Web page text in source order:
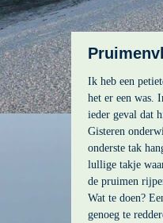
Ik heb een
het er een was.
ieder geval dat
Gisteren
onderste tak
lullige takje
de pruimen
Wat te doen?
genoeg te